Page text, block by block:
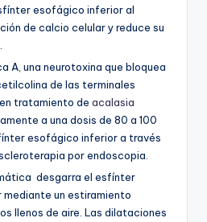
esofágico inferior al
de calcio celular y reduce su
A, una neurotoxina que bloquea
de las terminales
tratamiento de acalasia
a una dosis de 80 a 100
esofágico inferior a través
por endoscopia.
desgarra el esfínter
un estiramiento
llenos de aire. Las dilataciones